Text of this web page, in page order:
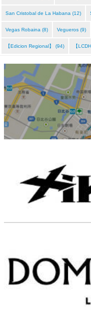
San Cristobal de La Habana (12)
Vegas Robaina (8) Vegueros (9)
【Edicion Regional】 (94) 【